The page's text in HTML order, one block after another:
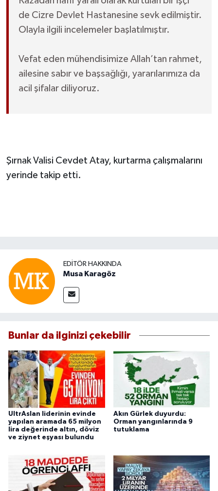
de Cizre Devlet Hastanesine sevk edilmiştir.
Olayla ilgili incelemeler başlatılmıştır.
Vefat eden mühendisimize Allah’tan rahmet,
ailesine sabır ve başsağlığı, yararılarımıza da
acil şifalar diliyoruz.
Şırnak Valisi Cevdet Atay, kurtarma çalışmalarını
yerinde takip etti.
EDITÖR HAKKINDA
Musa Karagöz
Bunlar da ilginizi çekebilir
UltrAslan liderinin evinde
yapılan aramada 65 milyon
lira değerinde altın, döviz
ve ziynet eşyası bulundu
Akın Gürlek duyurdu:
Orman yangınlarında 9
tutuklama